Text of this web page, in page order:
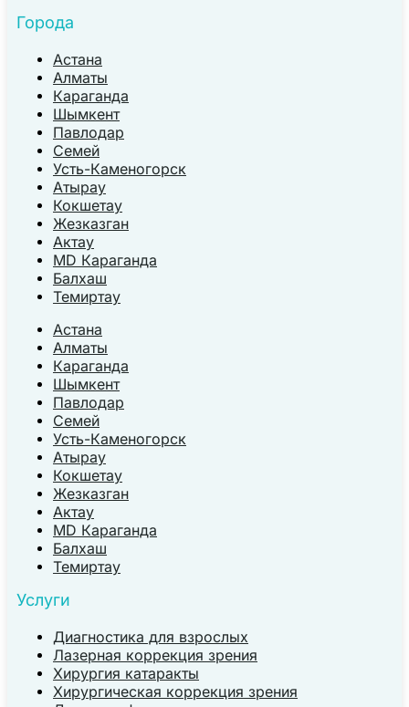
Города
Астана
Алматы
Караганда
Шымкент
Павлодар
Семей
Усть-Каменогорск
Атырау
Кокшетау
Жезказган
Актау
MD Караганда
Балхаш
Темиртау
Астана
Алматы
Караганда
Шымкент
Павлодар
Семей
Усть-Каменогорск
Атырау
Кокшетау
Жезказган
Актау
MD Караганда
Балхаш
Темиртау
Услуги
Диагностика для взрослых
Лазерная коррекция зрения
Хирургия катаракты
Хирургическая коррекция зрения